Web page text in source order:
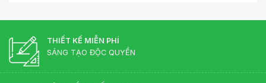
THIẾT KẾ MIỄN PHÍ
SÁNG TẠO ĐỘC QUYỀN